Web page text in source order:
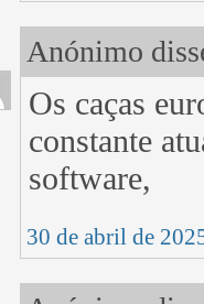
Anónimo
Os caças
constante
software,
30 de abril de